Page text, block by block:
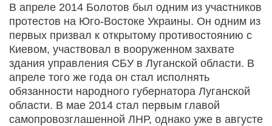
В апреле 2014 Болотов был одним из участников
протестов на Юго-Востоке Украины. Он одним из
первых призвал к открытому противостоянию с
Киевом, участвовал в вооруженном захвате
здания управления СБУ в Луганской области. В
апреле того же года он стал исполнять
обязанности народного губернатора Луганской
области. В мае 2014 стал первым главой
самопровозглашенной ЛНР, однако уже в августе